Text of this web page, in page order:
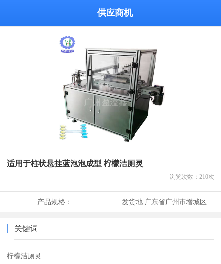
供应商机
适用于柱状悬挂蓝泡泡成型 柠檬洁厕灵
浏览次数： 210次
产品规格： 发货地:广东省广州市增城区
关键词
柠檬洁厕灵